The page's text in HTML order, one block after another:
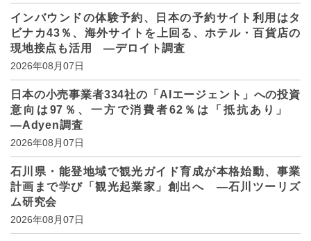
インバウンドの体験予約、日本の予約サイト利用はタ
ビナカ43％、海外サイトを上回る、ホテル・百貨店の
現地接点も活用 ―デロイト調査
2026年08月07日
日本の小売事業者334社の「AIエージェント」への投資
意向は97％、一方で消費者62％は「抵抗あり」
―Adyen調査
2026年08月07日
石川県・能登地域で観光ガイド育成が本格始動、事業
計画まで学び「観光起業家」創出へ ―石川ツーリズ
ム研究会
2026年08月07日